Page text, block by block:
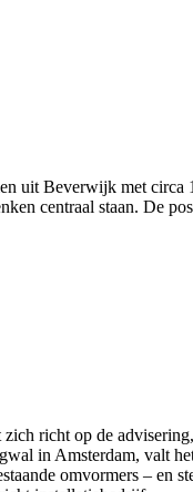
uit Beverwijk met
centraal staan. De
richt op de
in Amsterdam, valt
omvormers –